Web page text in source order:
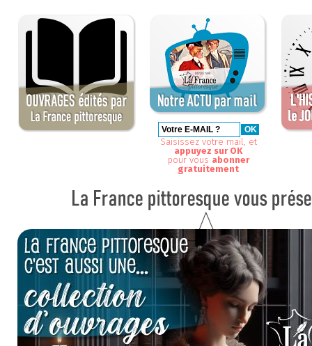
Saisissez votre mail, et
appuyez sur OK
pour vous abonner
gratuitement